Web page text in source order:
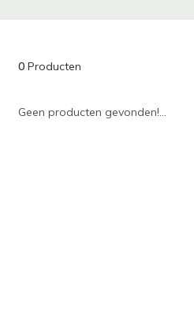
0Producten
Geen producten gevonden!...